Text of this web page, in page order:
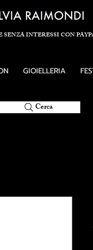
SENZA INTERESSI CON
GIOIELLERIA
Cerca